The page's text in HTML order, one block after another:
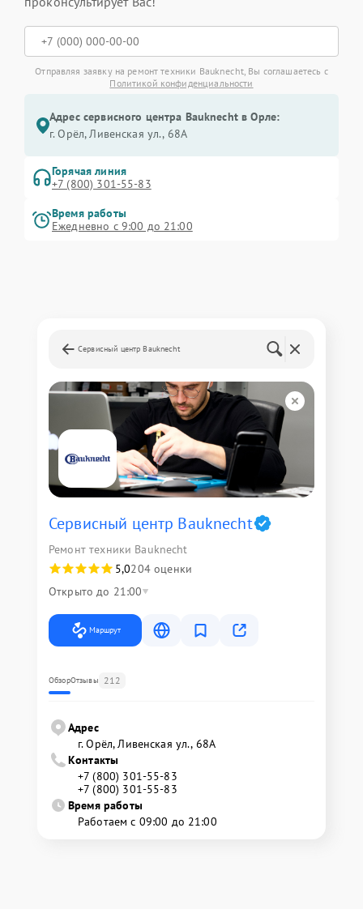
Отправляя заявку на ремонт техники Bauknecht, Вы соглашаетесь с
Политикой конфиденциальности
Адрес сервисного центра Bauknecht в Орле:
г. Орёл, Ливенская ул., 68А
Горячая линия
+7 (800) 301-55-83
Время работы
Ежедневно с 9:00 до 21:00
Сервисный центр Bauknecht
Сервисный центр Bauknecht
Ремонт техники Bauknecht
5,0204 оценки
Открыто до 21:00
Маршрут
ОбзорОтзывы 212
Адрес
г. Орёл, Ливенская ул., 68А
Контакты
+7 (800) 301-55-83
+7 (800) 301-55-83
Время работы
Работаем с 09:00 до 21:00